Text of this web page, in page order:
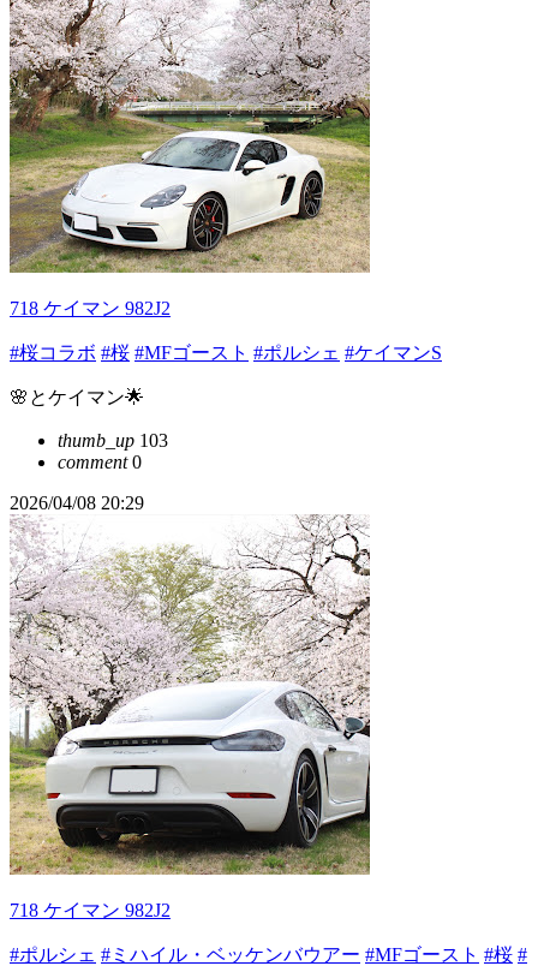
718 ケイマン 982J2
#桜コラボ #桜 #MFゴースト #ポルシェ #ケイマンS
🌸とケイマン🌟
thumb_up 103
comment0
2026/04/08 20:29
718 ケイマン 982J2
#ポルシェ #ミハイル・ベッケンバウアー #MFゴースト #桜 #